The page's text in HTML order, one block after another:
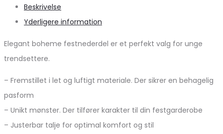
Beskrivelse
Yderligere information
Elegant boheme festnederdel er et perfekt valg for unge
trendsettere.
– Fremstillet i let og luftigt materiale. Der sikrer en behagelig
pasform
– Unikt mønster. Der tilfører karakter til din festgarderobe
– Justerbar talje for optimal komfort og stil